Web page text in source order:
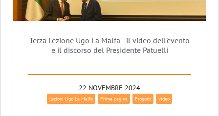
Terza Lezione Ugo La Malfa - il video dell'evento
e il discorso del Presidente Patuelli
22 NOVEMBRE 2024
Lezioni Ugo La Malfa Prima pagina Progetti video